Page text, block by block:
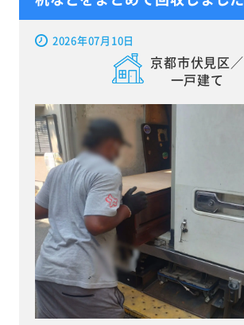
2026年07月10日
京都市伏見区／
一戸建て